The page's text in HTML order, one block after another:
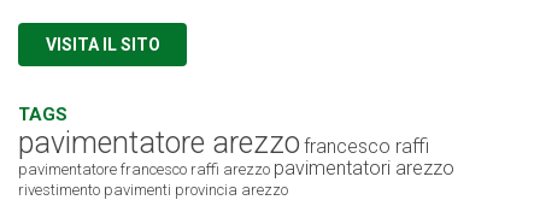
VISITA IL SITO
TAGS
pavimentatore arezzo francesco raffi
pavimentatore francesco raffi arezzo pavimentatori arezzo
rivestimento pavimenti provincia arezzo